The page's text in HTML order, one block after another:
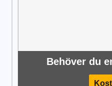
Behöver du